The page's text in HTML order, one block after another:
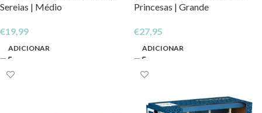
Sereias | Médio
€19,99
ADICIONAR
Princesas | Grande
€27,95
ADICIONAR